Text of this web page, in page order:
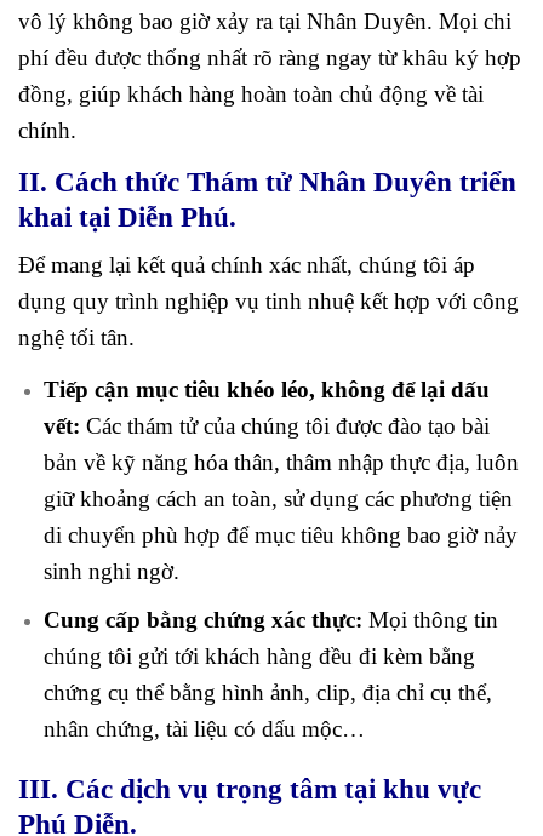
vô lý không bao giờ xảy ra tại Nhân Duyên. Mọi chi
phí đều được thống nhất rõ ràng ngay từ khâu ký hợp
đồng, giúp khách hàng hoàn toàn chủ động về tài
chính.
II. Cách thức Thám tử Nhân Duyên triển
khai tại Diễn Phú.
Để mang lại kết quả chính xác nhất, chúng tôi áp
dụng quy trình nghiệp vụ tinh nhuệ kết hợp với công
nghệ tối tân.
Tiếp cận mục tiêu khéo léo, không để lại dấu
vết: Các thám tử của chúng tôi được đào tạo bài
bản về kỹ năng hóa thân, thâm nhập thực địa, luôn
giữ khoảng cách an toàn, sử dụng các phương tiện
di chuyển phù hợp để mục tiêu không bao giờ nảy
sinh nghi ngờ.
Cung cấp bằng chứng xác thực: Mọi thông tin
chúng tôi gửi tới khách hàng đều đi kèm bằng
chứng cụ thể bằng hình ảnh, clip, địa chỉ cụ thể,
nhân chứng, tài liệu có dấu mộc…
III. Các dịch vụ trọng tâm tại khu vực
Phú Diễn.